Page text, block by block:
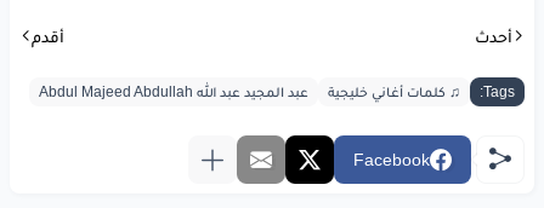
أحدث أقدم
Tags: ♫ كلمات أغاني خليجية عبد المجيد عبد الله Abdul Majeed Abdullah
Facebook